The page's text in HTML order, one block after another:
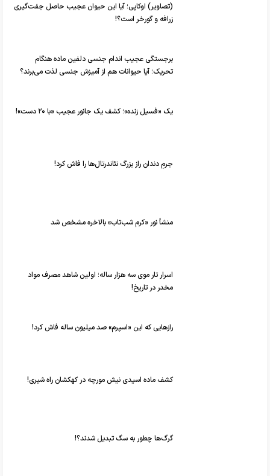
(تصاویر) اوکاپی؛ آیا این حیوان عجیب حاصل جفت‌گیری
زرافه و گورخر است؟!
برجستگی عجیب اندام جنسی دلفین ماده هنگام
تحریک؛ آیا حیوانات هم از آمیزش جنسی لذت می‌برند؟
یک «فسیل زنده»؛ کشف یک جانور عجیب «با ۲۰ دست»!
جرمِ دندان راز بزرگ نئاندرتال‌ها را فاش کرد!
منشأ نور «کرم شب‌تاب» بالاخره مشخص شد
اسرار تار موی سه هزار ساله؛ اولین شاهد مصرف مواد
مخدر در تاریخ!
رازهایی که این «اسپرم» صد میلیون ساله فاش کرد!
کشف ماده اسیدی نیش مورچه در کهکشان راه شیری!
گرگ‌ها چطور به سگ تبدیل شدند؟!